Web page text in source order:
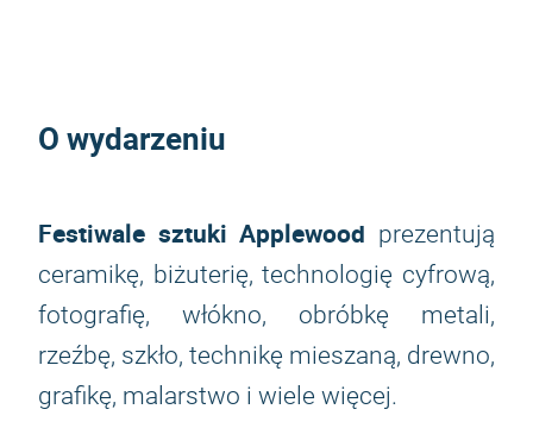
O wydarzeniu
Festiwale sztuki Applewood prezentują
ceramikę, biżuterię, technologię cyfrową,
fotografię, włókno, obróbkę metali,
rzeźbę, szkło, technikę mieszaną, drewno,
grafikę, malarstwo i wiele więcej.